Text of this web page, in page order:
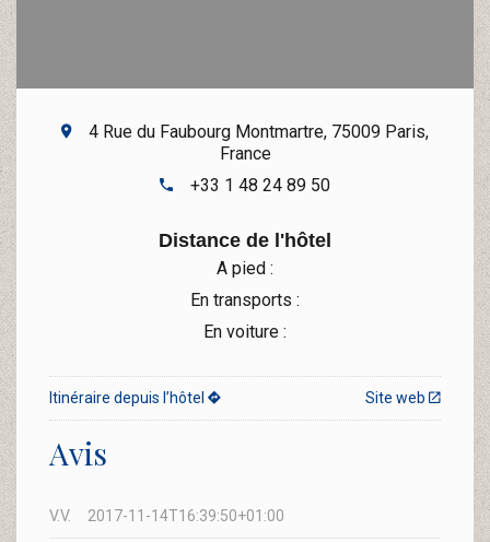
4 Rue du Faubourg Montmartre, 75009 Paris,
France
+33 1 48 24 89 50
Distance de l'hôtel
A pied :
En transports :
En voiture :
Site web
Itinéraire depuis l’hôtel
Avis
V.V. 2017-11-14T16:39:50+01:00